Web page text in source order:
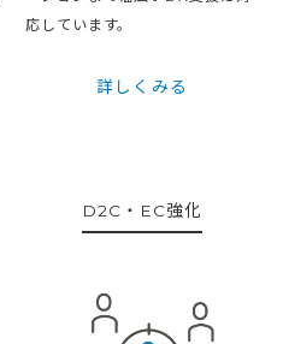
応しています。
詳しくみる
D2C・EC強化